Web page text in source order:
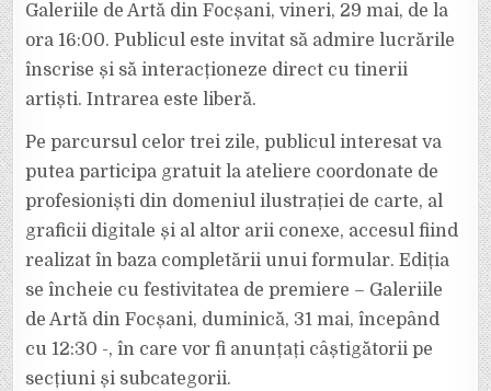
Galeriile de Artă din Focșani, vineri, 29 mai, de la
ora 16:00. Publicul este invitat să admire lucrările
înscrise și să interacționeze direct cu tinerii
artiști. Intrarea este liberă.
Pe parcursul celor trei zile, publicul interesat va
putea participa gratuit la ateliere coordonate de
profesioniști din domeniul ilustrației de carte, al
graficii digitale și al altor arii conexe, accesul fiind
realizat în baza completării unui formular. Ediția
se încheie cu festivitatea de premiere – Galeriile
de Artă din Focșani, duminică, 31 mai, începând
cu 12:30 -, în care vor fi anunțați câștigătorii pe
secțiuni și subcategorii.